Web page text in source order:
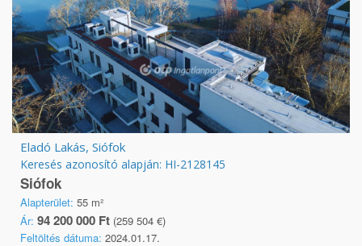
Eladó Lakás, Siófok
Keresés azonosító alapján: HI-2128145
Siófok
Alapterület: 55 m²
Ár: 94 200 000 Ft (259 504 €)
Feltöltés dátuma: 2024.01.17.